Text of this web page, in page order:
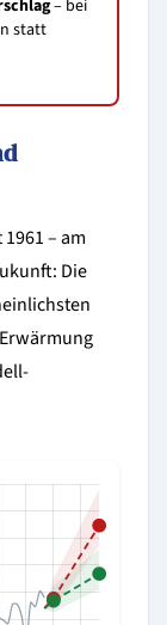
– bei
statt
– am
Die